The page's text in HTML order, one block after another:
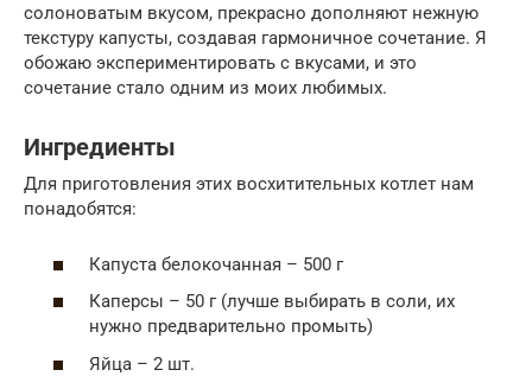
солоноватым вкусом, прекрасно дополняют нежную
текстуру капусты, создавая гармоничное сочетание. Я
обожаю экспериментировать с вкусами, и это
сочетание стало одним из моих любимых.
Ингредиенты
Для приготовления этих восхитительных котлет нам
понадобятся:
Капуста белокочанная – 500 г
Каперсы – 50 г (лучше выбирать в соли, их
нужно предварительно промыть)
Яйца – 2 шт.